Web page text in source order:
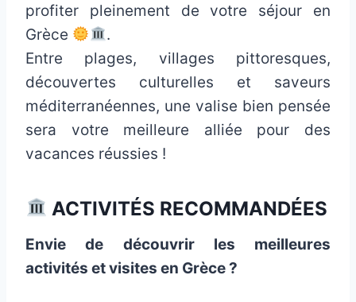
profiter pleinement de votre séjour en
Grèce
.
Entre plages, villages pittoresques,
découvertes culturelles et saveurs
méditerranéennes, une valise bien pensée
sera votre meilleure alliée pour des
vacances réussies !
ACTIVITÉS RECOMMANDÉES
Envie de découvrir les meilleures
activités et visites en Grèce ?